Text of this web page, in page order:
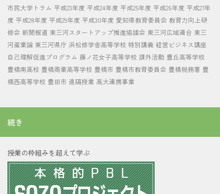
市民大学トラム 平成23年度 平成24年度 平成25年度 平成26年度 平成27年
度 平成28年度 平成29年度 平成30年度 愛知県教育委員会 教育力向上研
修会 新聞報道 東三河スタートアップ推進協議会 東三河広域連合 東三
河産業論 東三河県庁 浜松修学舎高等学校 特別講義 経営ビジネス講座
自己理解促進プログラム 藤ノ花女子高等学校 課外活動 豊丘高等学校
豊橋南高校 豊橋商業高等学校 豊橋市 豊橋市教育委員会 豊橋税務署 豊
橋西高等学校 豊田市 遠隔授業 高大連携事業
続き
授業の枠組みを超えて学ぶ